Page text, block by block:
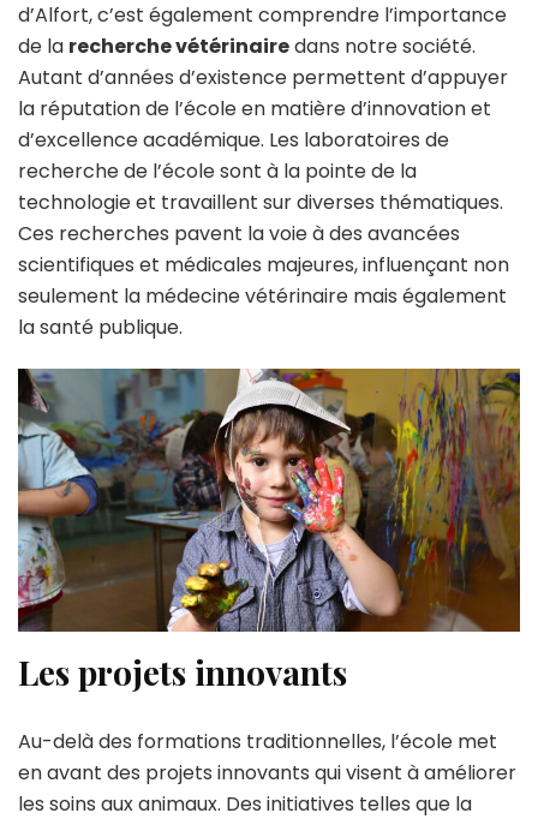
d’Alfort, c’est également comprendre l’importance
de la recherche vétérinairedans notre société.
Autant d’années d’existence permettent d’appuyer
la réputation de l’école en matière d’innovation et
d’excellence académique. Les laboratoires de
recherche de l’école sont à la pointe de la
technologie et travaillent sur diverses thématiques.
Ces recherches pavent la voie à des avancées
scientifiques et médicales majeures, influençant non
seulement la médecine vétérinaire mais également
la santé publique.
Les projets innovants
Au-delà des formations traditionnelles, l’école met
en avant des projets innovants qui visent à améliorer
les soins aux animaux. Des initiatives telles que la